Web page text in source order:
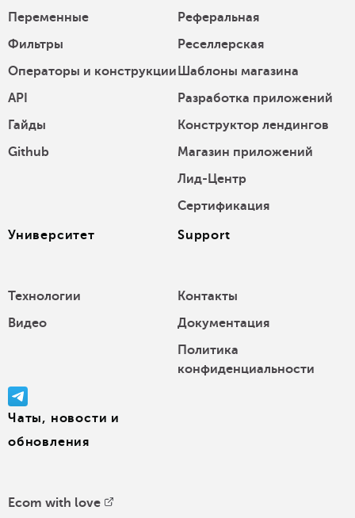
Переменные
Фильтры
Операторы и конструкции
API
Гайды
Github
Реферальная
Реселлерская
Шаблоны магазина
Разработка приложений
Конструктор лендингов
Магазин приложений
Лид-Центр
Сертификация
Университет
Технологии
Видео
Support
Контакты
Документация
Политика
конфиденциальности
Чаты, новости и
обновления
Ecom with love